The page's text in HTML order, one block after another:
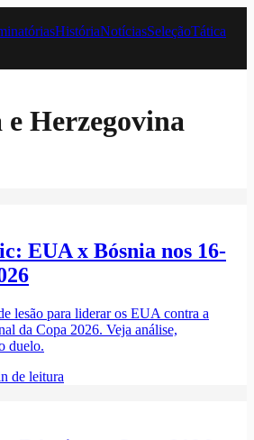
HistóriaNotíciasSeleçãoTática
e Herzegovina
EUA x Bósnia nos 16-
lesão para liderar os EUA contra a
da Copa 2026. Veja análise,
duelo.
de leitura